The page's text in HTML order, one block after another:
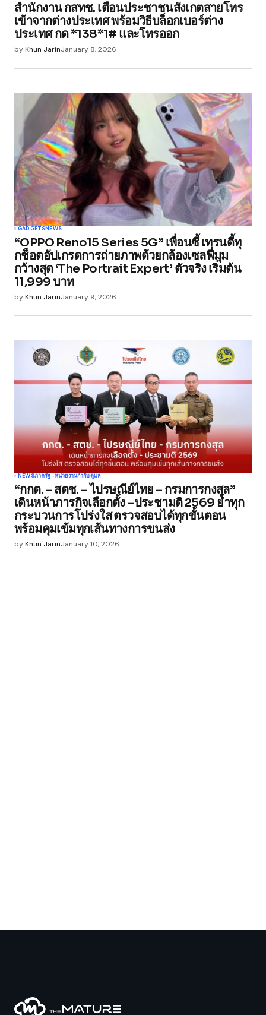
สำนักงาน กสทช. เตือนประชาชนสังเกตสายโทร
เข้าจากต่างประเทศ พร้อมวิธีบล็อกเบอร์ต่าง
ประเทศ กด *138*1# และโทรออก
byKhun JarinJanuary 8, 2026
GADGETSNEWS
“OPPO Reno15 Series 5G” เพื่อนซี้ เทรนดี้ทุ
กช็อตอัปเกรดการถ่ายภาพด้วยกล้องเซลฟี่มุม
กว้างสุด ‘The Portrait Expert’ ตัวจริง เริ่มต้น
11,999 บาท
byKhun JarinJanuary 9, 2026
NEWSภาครัฐ-หน่วยงานกำกับดูแล
“กกต. – สตช. – ไปรษณีย์ไทย – กรมการกงสุล”
เดินหน้าภารกิจเลือกตั้ง –ประชามติ 2569 ย้ำทุก
กระบวนการโปร่งใส ตรวจสอบได้ทุกขั้นตอน
พร้อมคุมเข้มทุกเส้นทางการขนส่ง
byKhun JarinJanuary 10, 2026